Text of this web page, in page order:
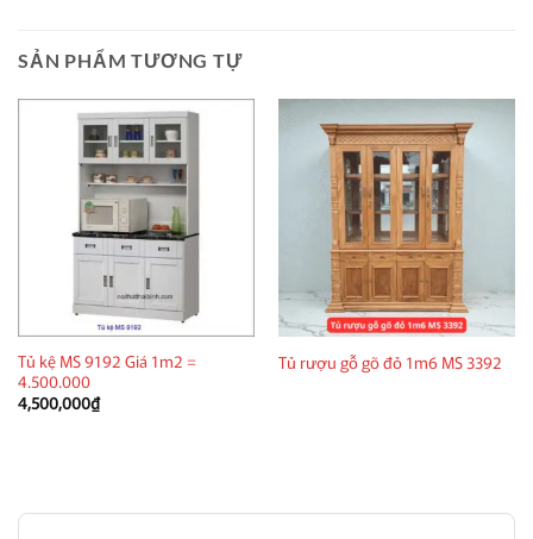
SẢN PHẨM TƯƠNG TỰ
Tủ kệ MS 9192 Giá 1m2 =
4.500.000
4,500,000₫
Tủ rượu gỗ gõ đỏ 1m6 MS 3392